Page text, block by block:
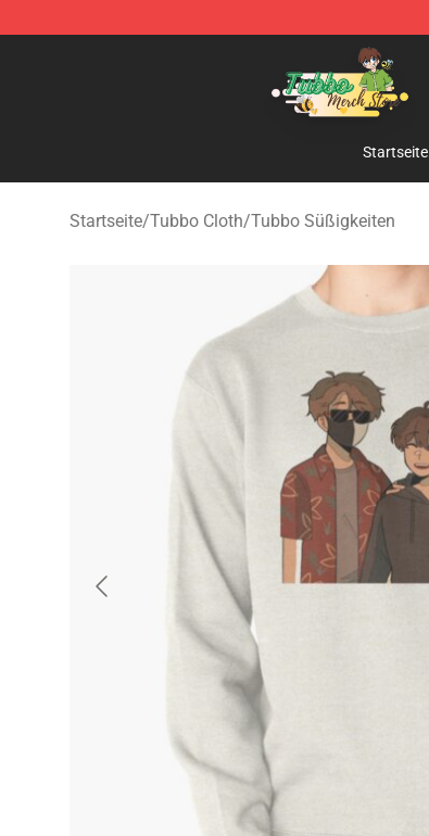
Tubbo Store - Official Tubbo Merchandise Shop
Startseite
Startseite/Tubbo Cloth/Tubbo Süßigkeiten